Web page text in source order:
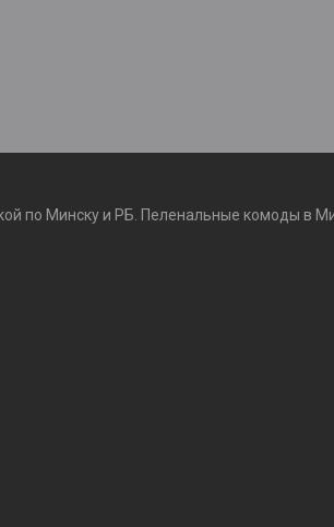
по Минску и РБ. Пеленальные комоды в